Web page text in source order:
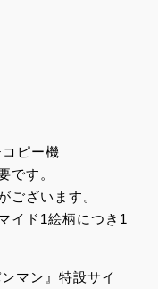
ピー機
です。
ございます。
イド1絵柄につき1
マン』特設サイ